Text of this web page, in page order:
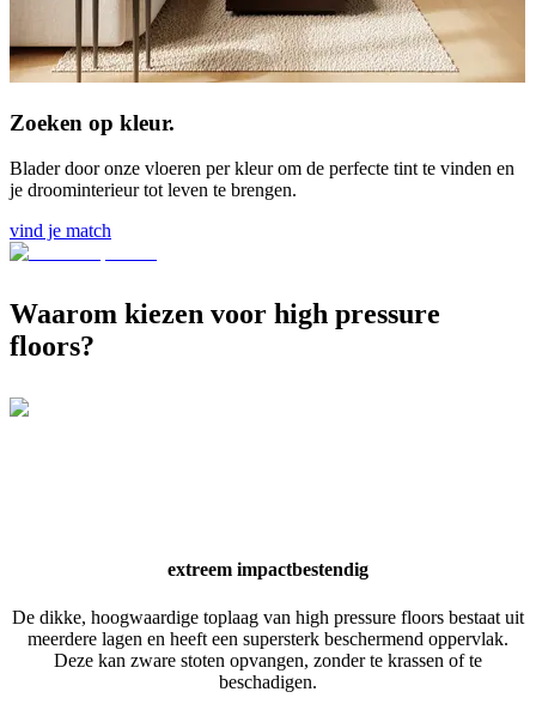
Zoeken op kleur.
Blader door onze vloeren per kleur om de perfecte tint te vinden en
je droominterieur tot leven te brengen.
vind je match
Waarom kiezen voor high pressure
floors?
extreem impactbestendig
De dikke, hoogwaardige toplaag van high pressure floors bestaat uit
meerdere lagen en heeft een supersterk beschermend oppervlak.
Deze kan zware stoten opvangen, zonder te krassen of te
beschadigen.